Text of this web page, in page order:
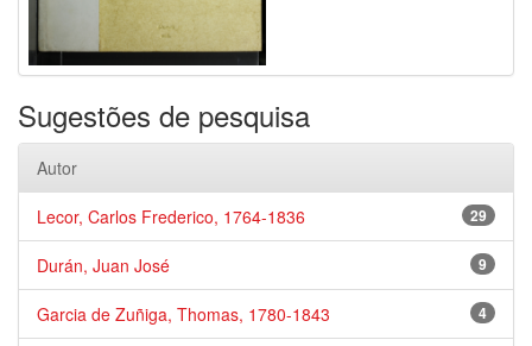
Sugestões de pesquisa
Autor
29
Lecor, Carlos Frederico, 1764-1836
9
Durán, Juan José
4
Garcia de Zuñiga, Thomas, 1780-1843